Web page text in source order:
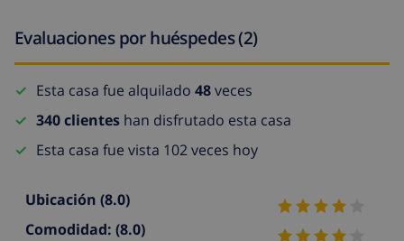
Evaluaciones por huéspedes (2)
Esta casa fue alquilado 48veces
340 clientes han disfrutado esta casa
Esta casa fue vista 102 veces hoy
Ubicación (8.0)
Comodidad: (8.0)